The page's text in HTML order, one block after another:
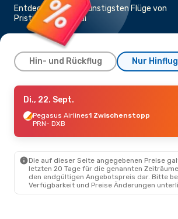
Entdecken Sie die günstigsten Flüge von
Pristina nach Dubai
Hin- und Rückflug Nur Hinflug
Mo., 7. Sept.- Di., 15. Sept.
Pegasus Airlines
1 Zwischenstopp
Ajet1 Zwischenstopp
Di., 22. Sept.- Di., 29. Sept.
Pegasus Airlines
Di., 22. Sept.
Pegasus Airlines1 Zwischenstopp
PRN- DXB
Die auf dieser Seite angegebenen Preise
letzten 20 Tage für die genannten
den endgültigen Angebotspreis dar. Bitte
Verfügbarkeit und Preise Änderungen